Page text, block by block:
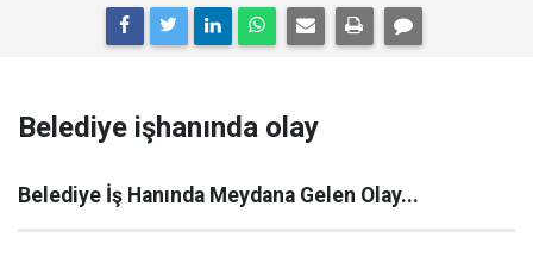
Belediye işhanında olay
Belediye İş Hanında Meydana Gelen Olay...